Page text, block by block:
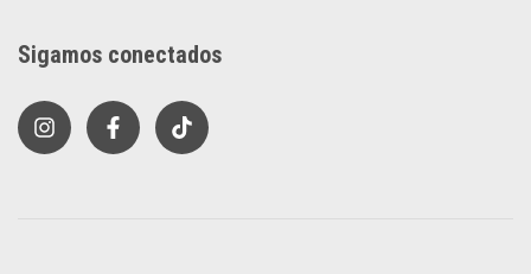
Sigamos conectados